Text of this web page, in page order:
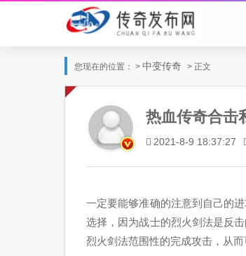
您现在的位置： > 中变传奇 > 正文
热血传奇合击
2021-8-9 18:37:27
一定要能够准确的注意到自己的
选择，因为战士的烈火剑法是反
烈火剑法范围性的完成攻击，从